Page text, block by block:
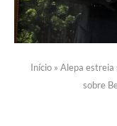
Início» Alepa estreia
sobre